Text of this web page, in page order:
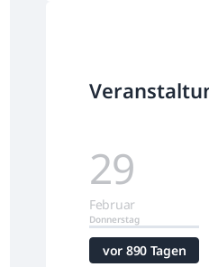
29
Februar
Donnerstag
vor 890 Tagen